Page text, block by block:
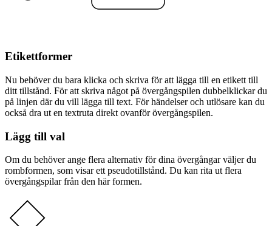
Etikettformer
Nu behöver du bara klicka och skriva för att lägga till en etikett till
ditt tillstånd. För att skriva något på övergångspilen dubbelklickar du
på linjen där du vill lägga till text. För händelser och utlösare kan du
också dra ut en textruta direkt ovanför övergångspilen.
Lägg till val
Om du behöver ange flera alternativ för dina övergångar väljer du
rombformen, som visar ett pseudotillstånd. Du kan rita ut flera
övergångspilar från den här formen.